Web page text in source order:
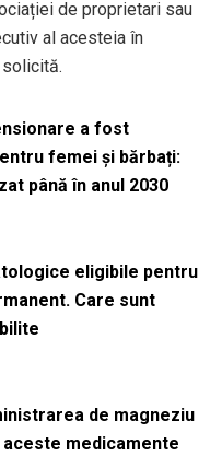
de proprietari sau
al acesteia în
solicită.
a fost
femei și bărbați:
până în anul 2030
eligibile pentru
Care sunt
de magneziu
medicamente